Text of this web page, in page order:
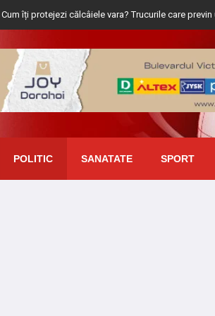
călcâiele vara? Trucurile care previn uscarea și
POLITIC SANATATE SPORT